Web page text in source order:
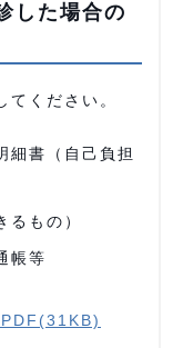
した場合の
ください。
細書（自己負担
るもの）
帳等